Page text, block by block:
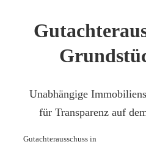
Unabhängige
für Transparenz auf
Gutachterausschuss in